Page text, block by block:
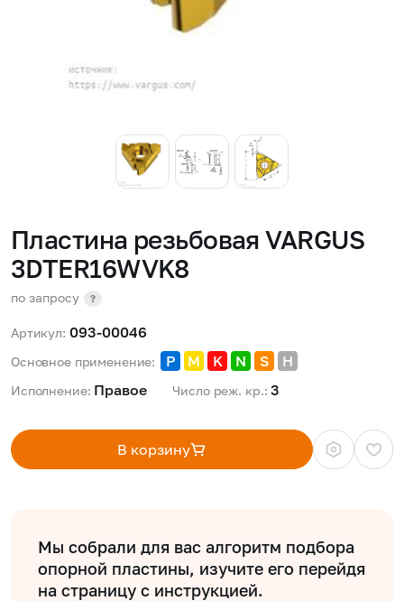
Пластина резьбовая VARGUS
3DTER16WVK8
по запросу ?
Артикул: 093-00046
Основное применение: P M K N S H
Исполнение: Правое Число реж. кр.: 3
В корзину
Мы собрали для вас алгоритм подбора
опорной пластины, изучите его перейдя
на страницу с инструкцией.